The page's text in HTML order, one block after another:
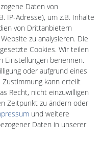
Daten von
IP-Adresse), um z.B. Inhalte
von Drittanbietern
zu analysieren. Die
Cookies. Wir teilen
Einstellungen benennen.
oder aufgrund eines
kann erteilt
Recht, nicht einzuwilligen
Zeitpunkt zu ändern oder
und weitere
Daten in unserer